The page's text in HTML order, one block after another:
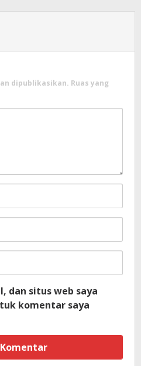
dipublikasikan. Ruas yang
dan situs web saya
komentar saya